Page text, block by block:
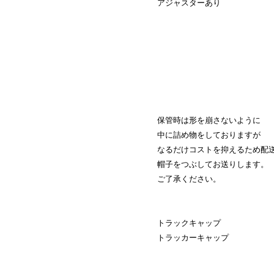
アジャスターあり
保管時は形を崩さないように
中に詰め物をしておりますが
なるだけコストを抑えるため配
帽子をつぶしてお送りします。
ご了承ください。
トラックキャップ
トラッカーキャップ